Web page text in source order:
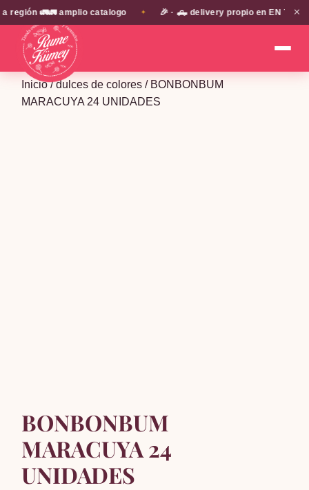
🚛🚛 amplio catalogo ✦ 🎉 · 🛻 delivery propio en EN TODA ✕
Inicio/dulces de colores / BONBONBUM
MARACUYA 24 UNIDADES
BONBONBUM
MARACUYA 24
UNIDADES